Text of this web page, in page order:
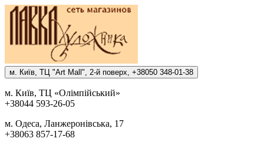
м. Киïв, ТЦ "Art Mall", 2-й поверх, +38050 348-01-38
м. Киïв, ТЦ «Олiмпiйський»
+38044 593-26-05
м. Одеса, Ланжеронiвська, 17
+38063 857-17-68